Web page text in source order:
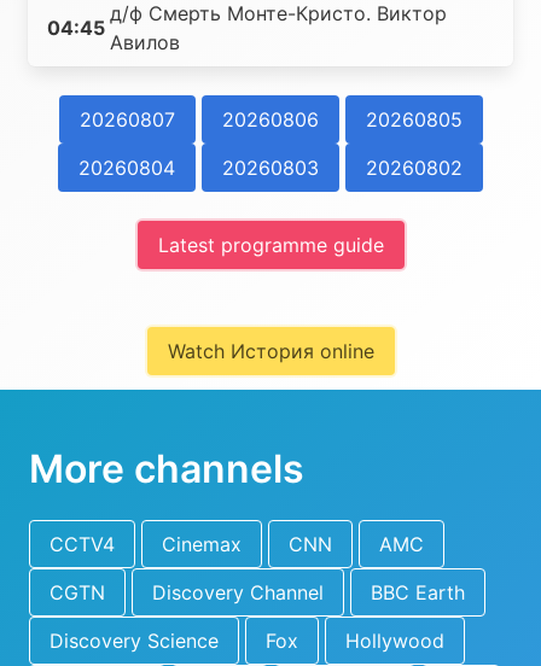
04:45
д/ф Смерть Монте-Кристо. Виктор
Авилов
20260807 20260806
20260805
20260804
20260803 20260802
Latest programme guide
Watch История online
More channels
CCTV4 Cinemax CNN
AMC
CGTN
Discovery Channel
BBC Earth
Discovery Science
Fox
Hollywood